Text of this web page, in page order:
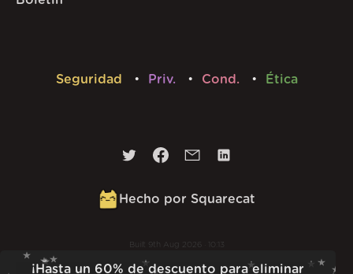
¡Hasta un 60% de descuento para eliminar
Seguridad Priv. Cond. Ética
Hecho por Squarecat
Built 9th Aug 2026 · 10:13
v 1.56.1